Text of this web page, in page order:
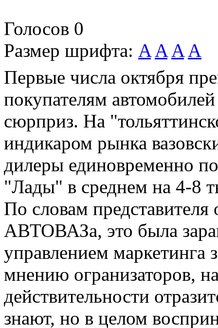
Голосов 0
Размер шрифта: A A A A
Первые числа октября
покупателям
сюрприз. На
индикаром рынка
дилеры единовременно
"Лады" в среднем на 4-8
По словам
АВТОВАЗа, это была
управлением маркетинга
мнению огранизаторов,
действительности
знают, но в целом